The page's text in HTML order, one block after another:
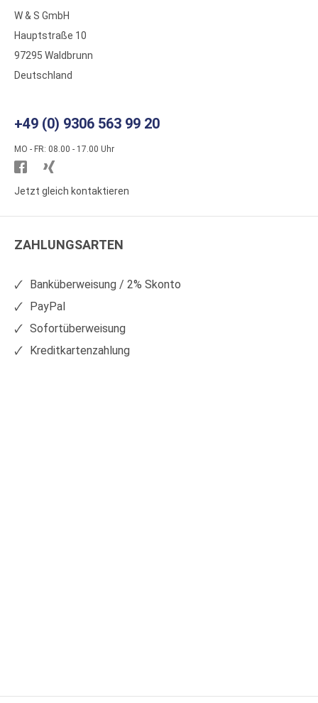
W & S GmbH
Hauptstraße 10
97295 Waldbrunn
Deutschland
+49 (0) 9306 563 99 20
MO - FR: 08.00 - 17.00 Uhr
Besuchen
Sie
auf
Sie
auf
Jetzt gleich kontaktieren
ZAHLUNGSARTEN
Banküberweisung / 2% Skonto
PayPal
Sofortüberweisung
Kreditkartenzahlung